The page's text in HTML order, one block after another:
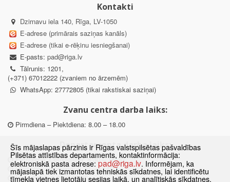
Kontakti
Dzirnavu iela 140, Rīga, LV-1050
E-adrese (primārais saziņas kanāls)
E-adrese (tikai e-rēķinu iesniegšanai)
E-pasts: pad@riga.lv
Tālrunis: 1201,
(+371) 67012222 (zvaniem no ārzemēm)
WhatsApp: 27772805 (tikai rakstiskai saziņai)
Zvanu centra darba laiks:
Pirmdiena – Piektdiena: 8.00 – 18.00
Departamenta darba laiks:
Pirmdiena, Ceturtdiena: 8.30 – 18.00
Otrdiena, Trešdiena: 8.30 – 17.00
Piektdiena: 8.30 – 15.00
Šīs mājaslapas pārzinis ir Rīgas valstspilsētas pašvaldības
Pilsētas attīstības departaments, kontaktinformācija:
elektroniskā pasta adrese: pad@riga.lv. Informējam, ka
mājaslapā tiek izmantotas tehniskās sīkdatnes, lai identificētu
tīmekļa vietnes lietotāju sesijas laikā, un analītiskās sīkdatnes,